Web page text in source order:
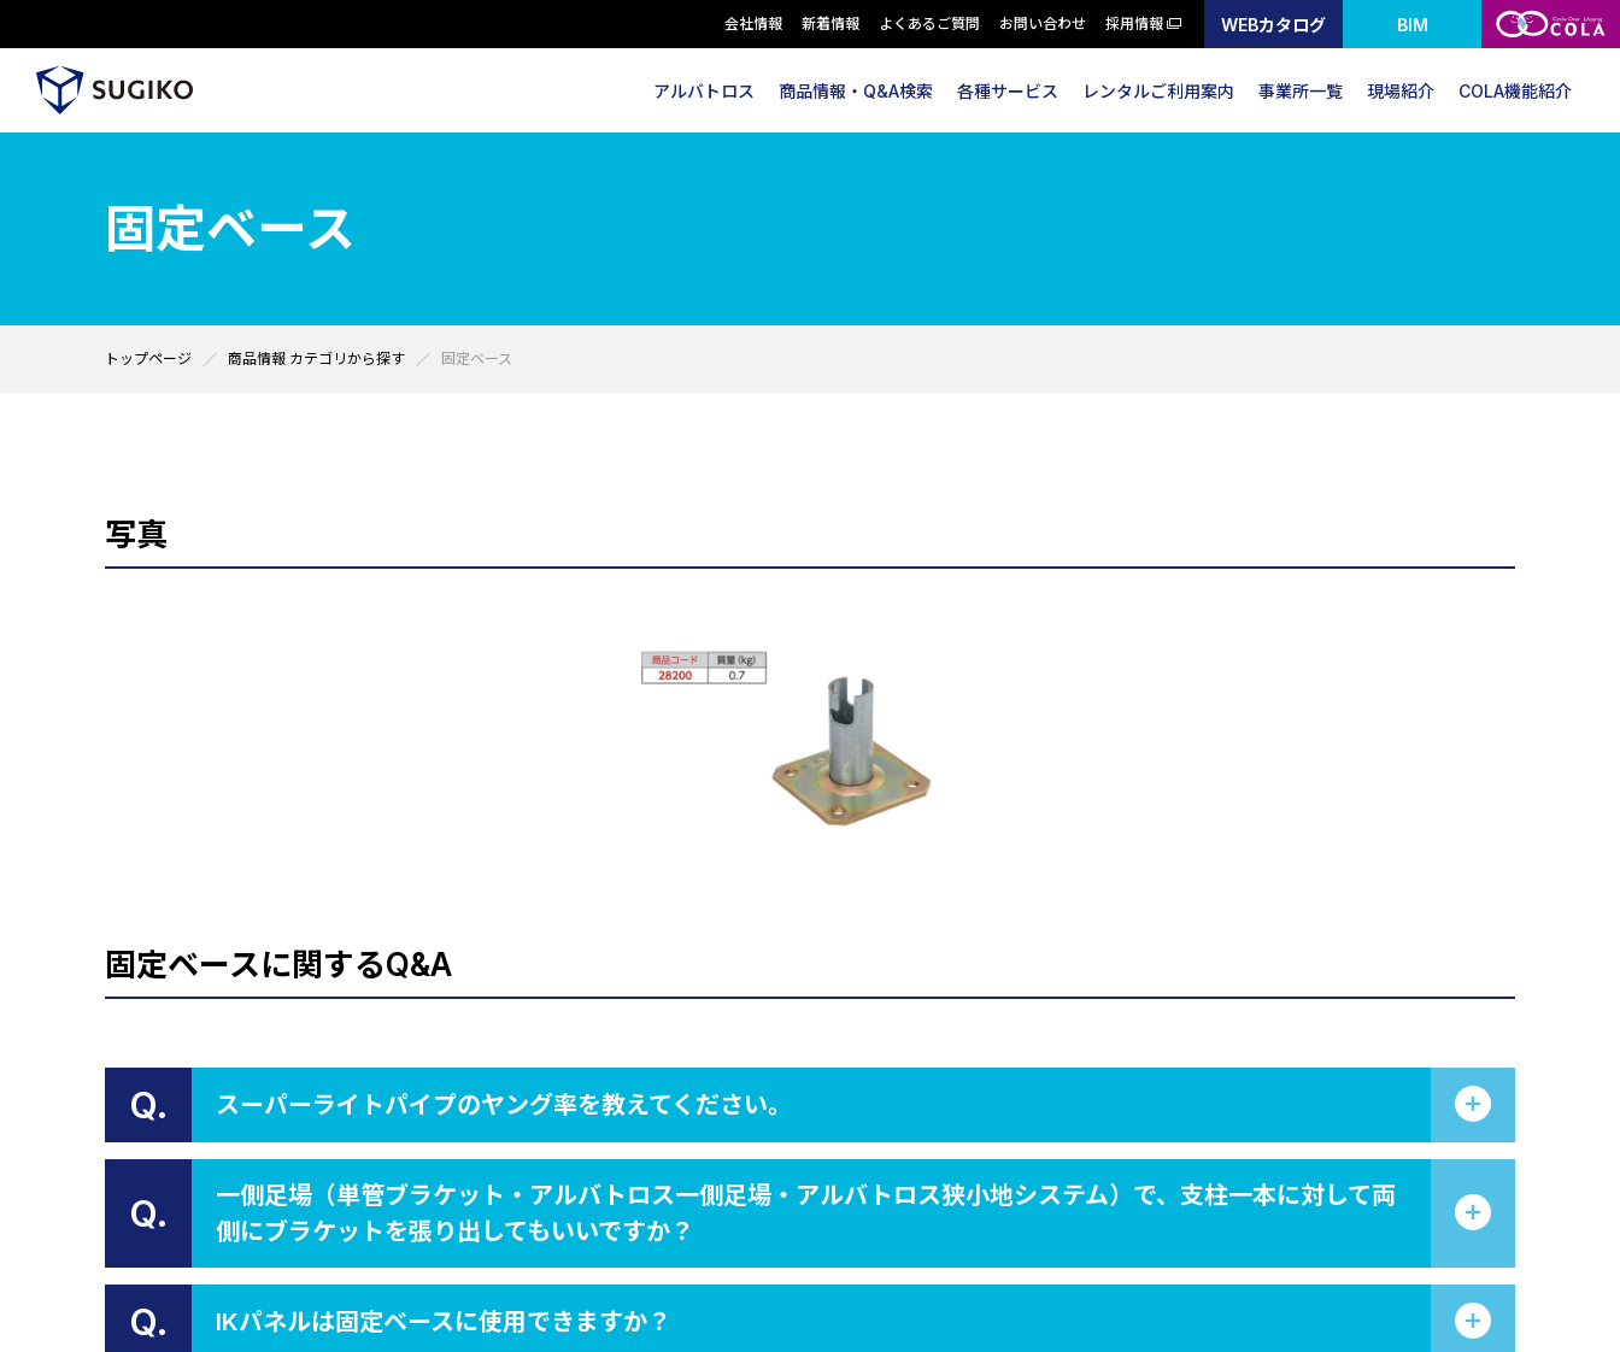
会社情報 新着情報 よくあるご質問 お問い合わせ 採用情報 WEBカタログ BIM
アルバトロス 商品情報・Q&A検索 各種サービス レンタルご利用案内 事業所一覧 現場紹介 COLA機能紹介
固定ベース
トップページ 商品情報 カテゴリから探す 固定ベース
写真
固定ベースに関するQ&A
Q. スーパーライトパイプのヤング率を教えてください。
Q.
一側足場（単管ブラケット・アルバトロス一側足場・アルバトロス狭小地システム）で、支柱一本に対して両
側にブラケットを張り出してもいいですか？
Q. IKパネルは固定ベースに使用できますか？